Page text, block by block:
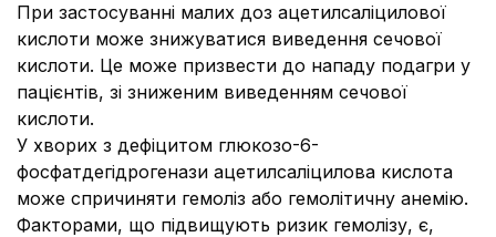
При застосуванні малих доз ацетилсаліцилової
кислоти може знижуватися виведення сечової
кислоти. Це може призвести до нападу подагри у
пацієнтів, зі зниженим виведенням сечової
кислоти.
У хворих з дефіцитом глюкозо-6-
фосфатдегідрогенази ацетилсаліцилова кислота
може спричиняти гемоліз або гемолітичну анемію.
Факторами, що підвищують ризик гемолізу, є,